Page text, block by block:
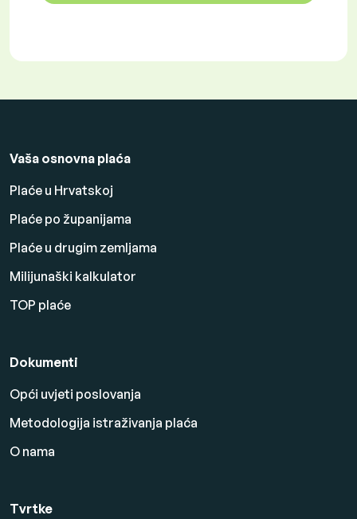
Vaša osnovna plaća
Plaće u Hrvatskoj
Plaće po županijama
Plaće u drugim zemljama
Milijunaški kalkulator
TOP plaće
Dokumenti
Opći uvjeti poslovanja
Metodologija istraživanja plaća
O nama
Tvrtke